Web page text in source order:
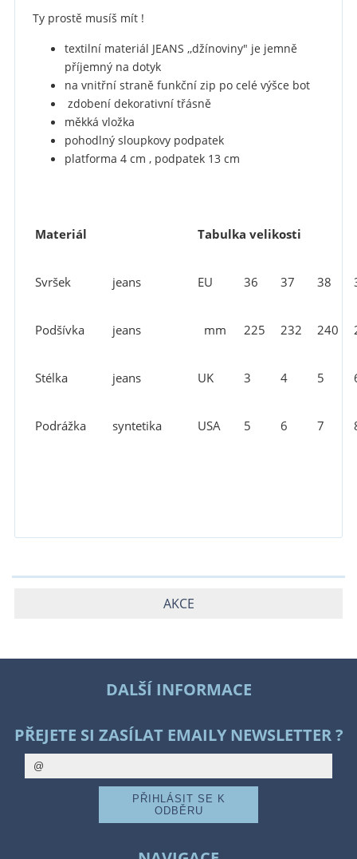
Ty prostě musíš mít !
textilní materiál JEANS ,,džínoviny" je jemně
příjemný na dotyk
na vnitřní straně funkční zip po celé výšce bot
zdobení dekorativní třásně
měkká vložka
pohodlný sloupkovy podpatek
platforma 4 cm , podpatek 13 cm
Materiál Tabulka velikosti
Svršek jeans EU 36 37 38
Podšívka jeans mm 225 232 240
Stélka jeans UK 3 4 5
Podrážka syntetika USA 5 6 7
AKCE
DALŠÍ INFORMACE
PŘEJETE SI ZASÍLAT EMAILY NEWSLETTER ?